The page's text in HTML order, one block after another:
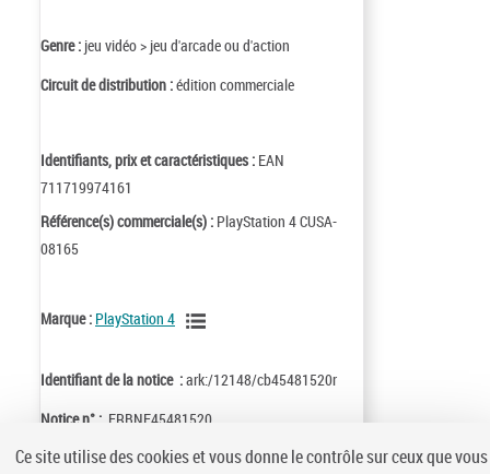
Genre : jeu vidéo > jeu d'arcade ou d'action
Circuit de distribution :édition commerciale
Identifiants, prix et caractéristiques : EAN
711719974161
Référence(s) commerciale(s) : PlayStation 4 CUSA-
08165
Marque : PlayStation 4
Identifiant de la notice :ark:/12148/cb45481520r
Notice n° : FRBNF45481520
Ce site utilise des cookies et vous donne le contrôle sur ceux que vous